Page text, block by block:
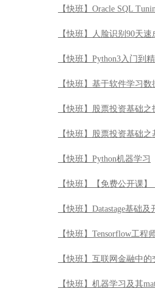
【快班】股票投资基础之
【快班】Python机器学习
【快班】【免费公开课
【快班】Datastage基础及
【快班】Tensorflow工程
【快班】互联网金融中的
【快班】机器学习及其
【快班】OpenAI强化学
【快班】Node.js项目实
【快班】Java Web开发精
【快班】JavaScript从入
【快班】让服务飞起来：